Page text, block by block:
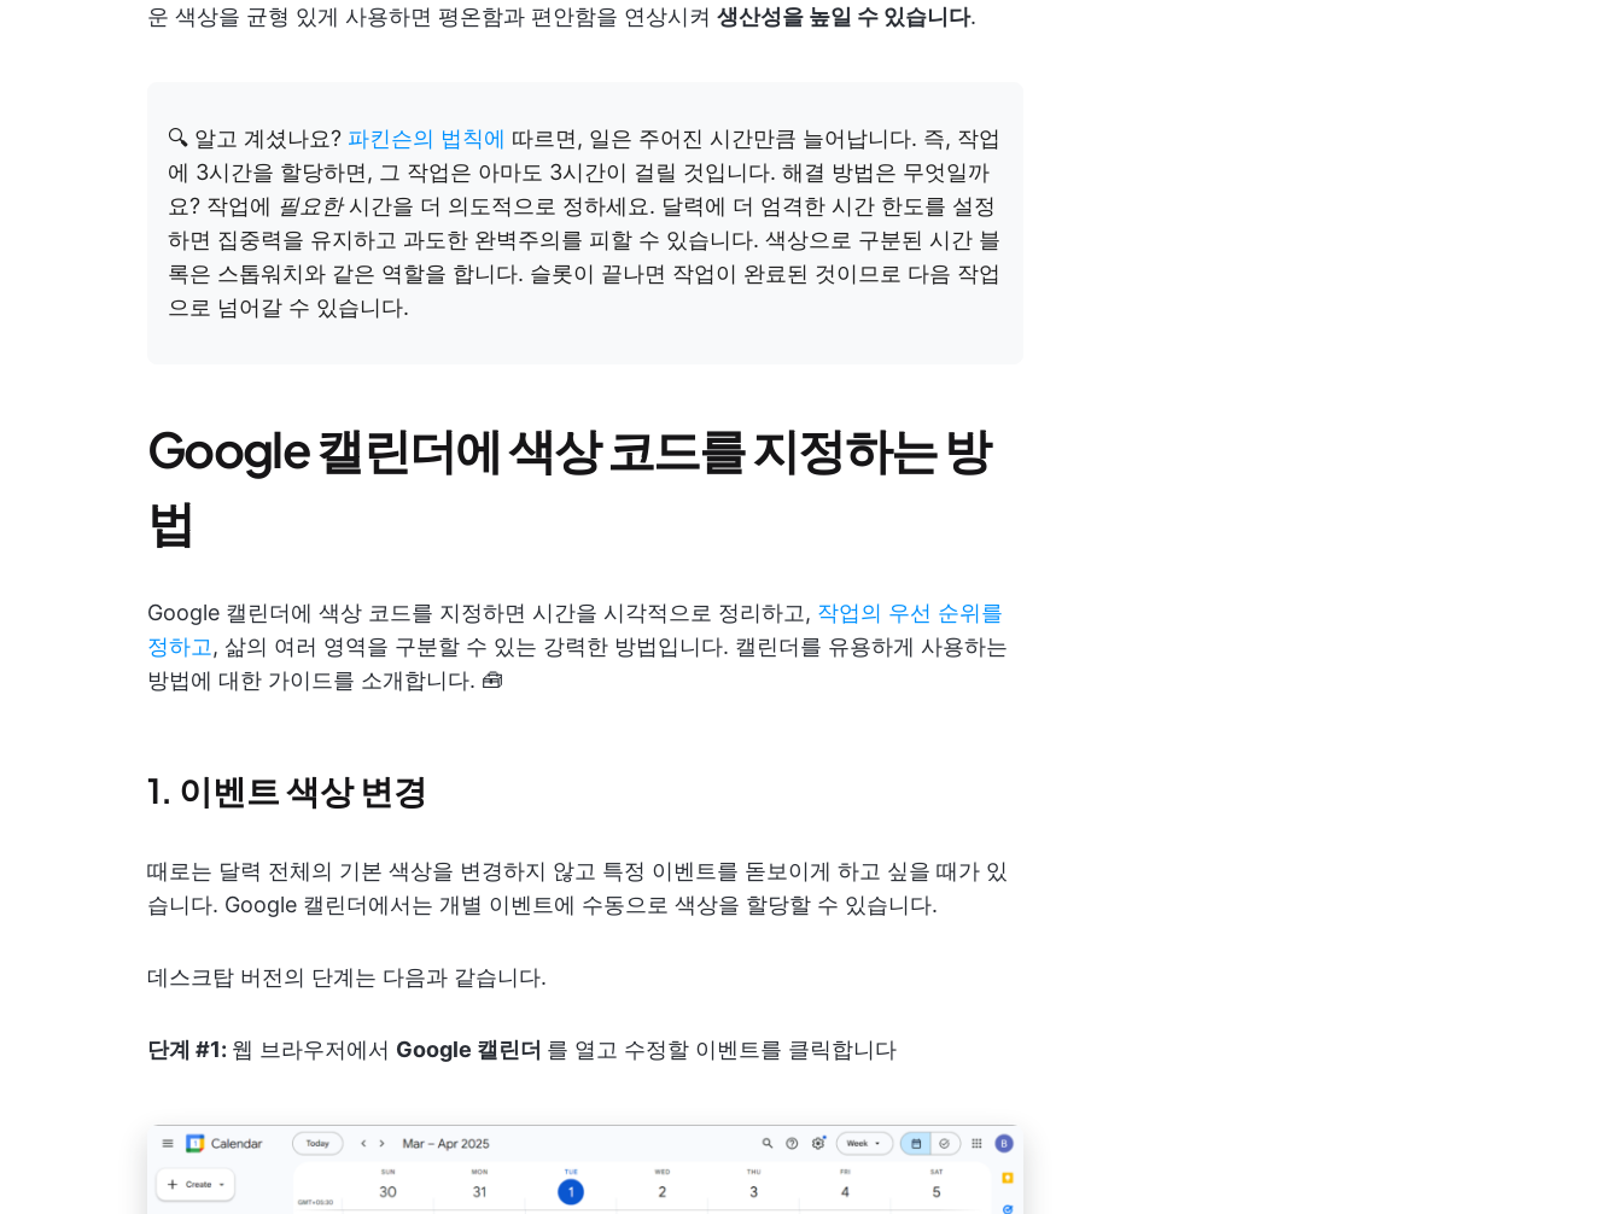
운 색상을 균형 있게 사용하면 평온함과 편안함을 연상시켜 생산성을 높일 수 있습니다.
🔍 알고 계셨나요? 파킨슨의 법칙에 따르면, 일은 주어진 시간만큼 늘어납니다. 즉, 작업
에 3시간을 할당하면, 그 작업은 아마도 3시간이 걸릴 것입니다. 해결 방법은 무엇일까
요? 작업에 필요한시간을 더 의도적으로 정하세요. 달력에 더 엄격한 시간 한도를 설정
하면 집중력을 유지하고 과도한 완벽주의를 피할 수 있습니다. 색상으로 구분된 시간 블
록은 스톱워치와 같은 역할을 합니다. 슬롯이 끝나면 작업이 완료된 것이므로 다음 작업
으로 넘어갈 수 있습니다.
Google 캘린더에 색상 코드를 지정하는 방
법
Google 캘린더에 색상 코드를 지정하면 시간을 시각적으로 정리하고, 작업의 우선 순위를
정하고 , 삶의 여러 영역을 구분할 수 있는 강력한 방법입니다. 캘린더를 유용하게 사용하는
방법에 대한 가이드를 소개합니다. 🧰
1. 이벤트 색상 변경
때로는 달력 전체의 기본 색상을 변경하지 않고 특정 이벤트를 돋보이게 하고 싶을 때가 있
습니다. Google 캘린더에서는 개별 이벤트에 수동으로 색상을 할당할 수 있습니다.
데스크탑 버전의 단계는 다음과 같습니다.
단계 #1: 웹 브라우저에서 Google 캘린더 를 열고 수정할 이벤트를 클릭합니다